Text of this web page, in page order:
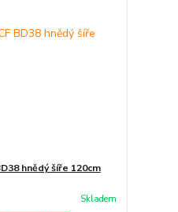
hnědý šíře 120cm
Skladem